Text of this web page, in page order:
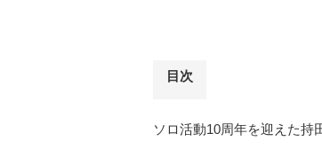
目次
ソロ活動10周年を迎えた持